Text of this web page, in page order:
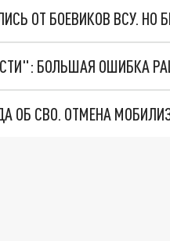
ОТ БОЕВИКОВ ВСУ.